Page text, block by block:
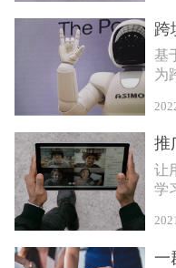
跨
基
为
推
让
学